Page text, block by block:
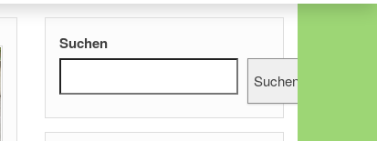
Suchen
Suchen